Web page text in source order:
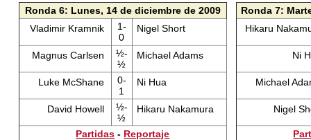
Ronda 6: Lunes, 14 de diciembre de 2009
Vladimir Kramnik
1-
0
Nigel Short
Magnus Carlsen
½-
½
Michael Adams
Luke McShane
0-
1
Ni Hua
David Howell
½-
½
Hikaru Nakamura
Partidas - Reportaje
Ronda 7:
Hikaru
Ni
Michael
Nigel